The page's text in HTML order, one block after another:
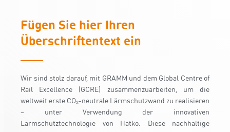
Fügen Sie hier Ihren
Überschriftentext ein
Wir sind stolz darauf, mit GRAMM und dem Global Centre of
Rail Excellence (GCRE) zusammenzuarbeiten, um die
weltweit erste CO₂-neutrale Lärmschutzwand zu realisieren
– unter Verwendung der innovativen
Lärmschutztechnologie von Hatko. Diese nachhaltige